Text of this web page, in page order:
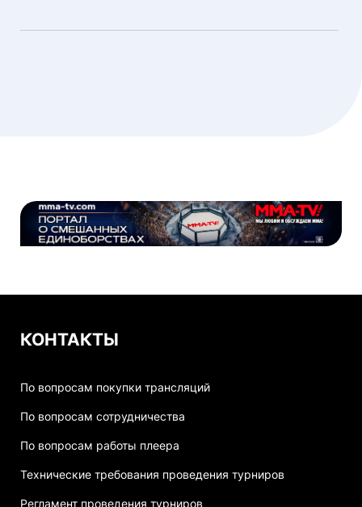
КОНТАКТЫ
По вопросам покупки трансляций
По вопросам сотрудничества
По вопросам работы плеера
Технические требования проведения турниров
Регламент проведения турниров